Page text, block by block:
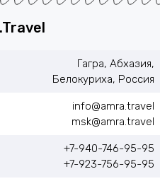
Гагра, Абхазия,
Белокуриха, Россия
info@amra.travel
msk@amra.travel
+7-940-746-95-95
+7-923-756-95-95